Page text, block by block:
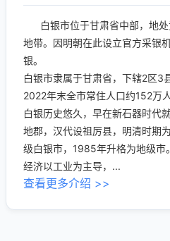
白银市位于甘肃省中部，地处
地带。因明朝在此设立官方采银
银。
白银市隶属于甘肃省，下辖2区3
2022年末全市常住人口约152万人
白银历史悠久，早在新石器时代
地郡，汉代设祖厉县，明清时期
级白银市，1985年升格为地级市。
经济以工业为主导，...
查看更多介绍 >>